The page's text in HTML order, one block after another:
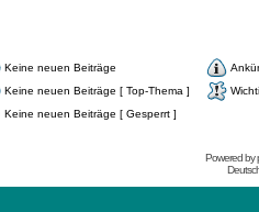
Keine neuen Beiträge
Keine neuen Beiträge [ Top-Thema ]
Keine neuen Beiträge [ Gesperrt ]
Powered by